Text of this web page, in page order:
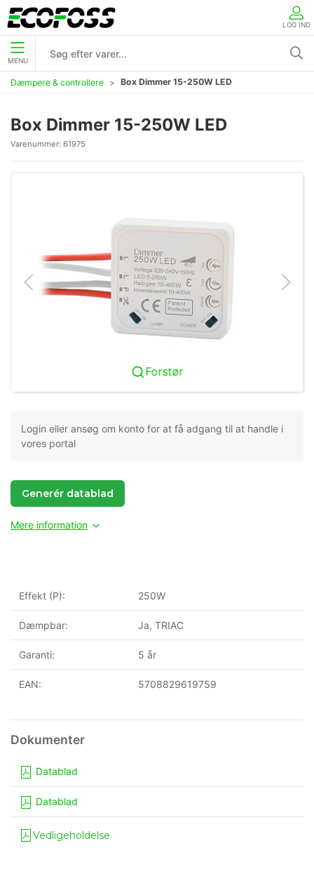
LOG IND
MENU
Dæmpere & controllere Box Dimmer 15-250W LED
Box Dimmer 15-250W LED
Varenummer: 61975
Forstør
Login eller ansøg om konto for at få adgang til at handle i
vores portal
Generér datablad
Mere information
Effekt (P): 250W
Dæmpbar: Ja, TRIAC
Garanti: 5 år
EAN: 5708829619759
Datablad
Datablad
Vedligeholdelse